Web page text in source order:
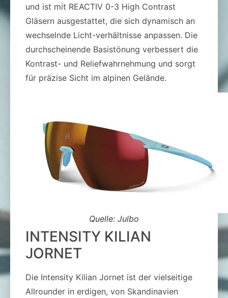
und ist mit REACTIV 0-3 High Contrast
Gläsern ausgestattet, die sich dynamisch an
wechselnde Licht-verhältnisse anpassen. Die
durchscheinende Basistönung verbessert die
Kontrast- und Reliefwahrnehmung und sorgt
für präzise Sicht im alpinen Gelände.
Quelle: Julbo
INTENSITY KILIAN
JORNET
Die Intensity Kilian Jornet ist der vielseitige
Allrounder in erdigen, von Skandinavien